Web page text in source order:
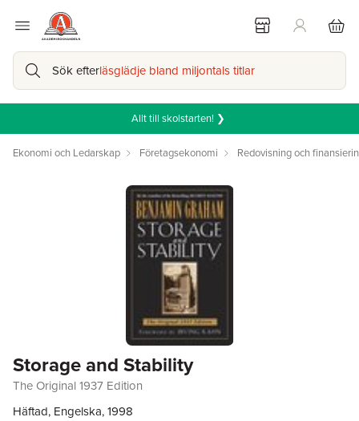
Sök efterläsglädje bland miljontals titlar
Allt till skolstarten! ❯
Ekonomi och Ledarskap Företagsekonomi Redovisning och
Storage and Stability
The Original 1937 Edition
Häftad, Engelska, 1998